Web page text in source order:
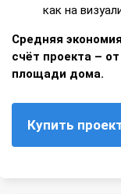
как на
Средняя
счёт проекта –
площади дома.
Купить